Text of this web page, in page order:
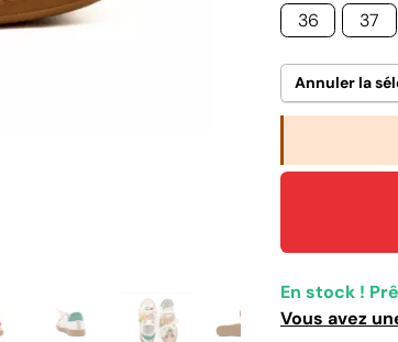
36
37
Annuler la
En stock !
Vous avez